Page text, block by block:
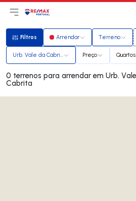
Abri menu principal
LogoIr para página inicial
Filtros
Filtros Arrendar Terreno
Urb. Vale da Cabrita Preço Quartos
0 terrenos para arrendar em Urb. Vale da
Cabrita